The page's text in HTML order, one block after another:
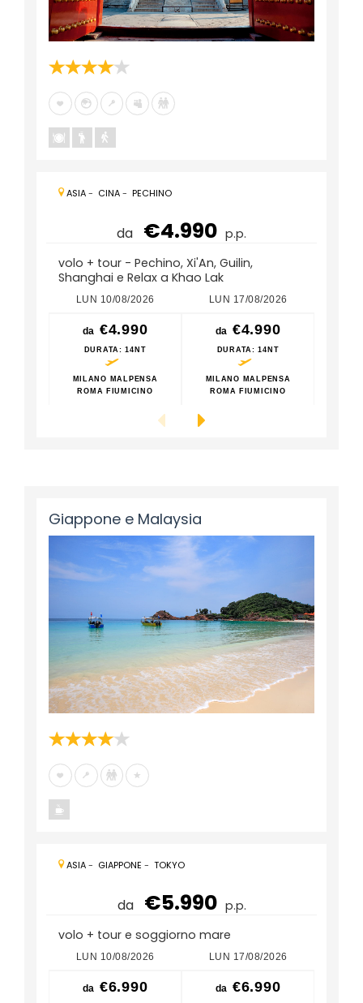
ASIA- CINA- PECHINO
da €4.990 p.p.
volo + tour - Pechino, Xi'An, Guilin,
Shanghai e Relax a Khao Lak
LUN 10/08/2026
da €4.990
DURATA: 14NT
MILANO MALPENSA
ROMA FIUMICINO
LUN 17/08/2026
da €4.990
DURATA: 14NT
MILANO MALPENSA
ROMA FIUMICINO
Giappone e Malaysia
ASIA- GIAPPONE - TOKYO
da €5.990 p.p.
volo + tour e soggiorno mare
LUN 10/08/2026
da €6.990
LUN 17/08/2026
da €6.990